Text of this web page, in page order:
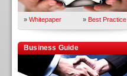
» Whitepaper » Best Practice
Business Guide